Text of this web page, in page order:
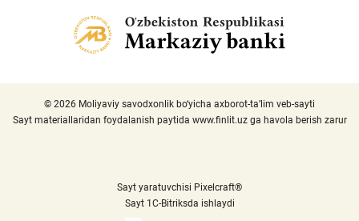
© 2026 Moliyaviy savodxonlik bo‘yicha axborot-ta’lim veb-sayti
Sayt materiallaridan foydalanish paytida www.finlit.uzga havola berish zarur
Sayt yaratuvchisi Pixelcraft®
Sayt 1C-Bitriksda ishlaydi